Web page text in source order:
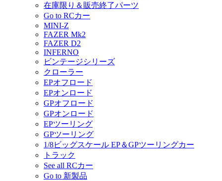
在庫限り＆販売終了パーツ
Go to RCカー
MINI-Z
FAZER Mk2
FAZER D2
INFERNO
ビンテージシリーズ
クローラー
EPオフロード
EPオンロード
GPオフロード
GPオンロード
EPツーリング
GPツーリング
1/8ビッグスケール EP＆GPツーリングカー
トラック
See all RCカー
Go to 新製品